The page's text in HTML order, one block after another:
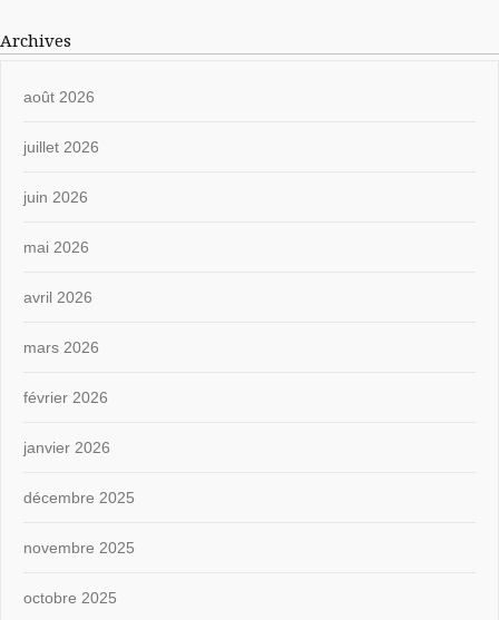
Archives
août 2026
juillet 2026
juin 2026
mai 2026
avril 2026
mars 2026
février 2026
janvier 2026
décembre 2025
novembre 2025
octobre 2025